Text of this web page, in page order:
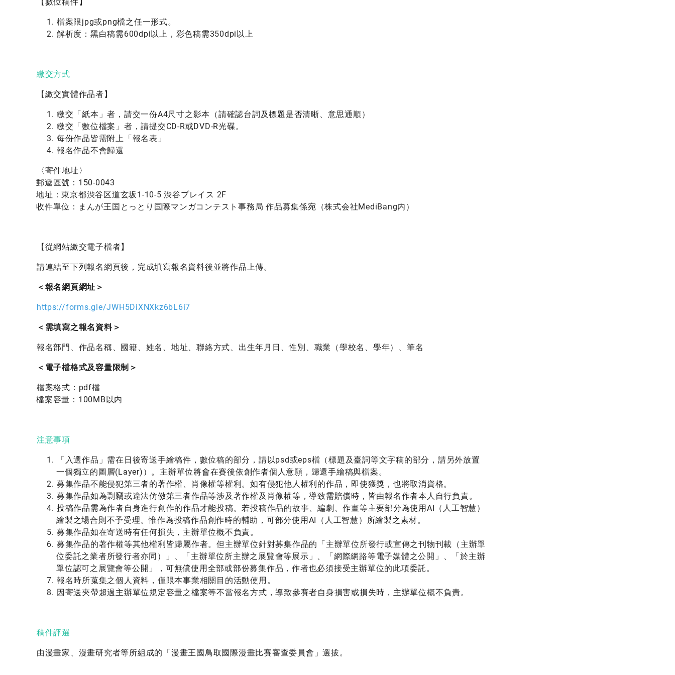
檔案限jpg或png檔之任一形式。
解析度：黑白稿需600dpi以上，彩色稿需350dpi以上
繳交方式
【繳交實體作品者】
繳交「紙本」者 ，請交一份A4尺寸之影本（請確認台詞及標題是否清晰、意思通順）
繳交「數位檔案」 者 ，請提交CD-R或DVD-R光碟。
每份作品皆需附上「報名表」
報名作品不會歸還
〈寄件地址〉
郵遞區號： 150-0043
地址：東京都渋谷区道玄坂1-10-5 渋谷プレイス 2F
收件單位：まんが王国とっとり国際マンガコンテスト事務局 作品募集係宛（株式会社MediBang内）
【從網站繳交電子檔者】
請連結至下列報名網頁後 ，完成填寫報名資料後並將作品上傳。
＜報名網頁網址＞
https://forms.gle/JWH5DiXNXkz6bL6i7
＜需填寫之報名資料＞
報名部門、作品名稱、 國籍、 姓名 、 地址、 聯絡方式、 出生年月日 、性別 、 職業（學校名 、 學年） 、 筆名
＜電子檔格式及容量限制＞
檔案格式：pdf檔
檔案容量：100MB以内
注意事項
「入選作品」需在日後寄送手繪稿件， 數位稿的部分，請以psd或eps檔（標題及臺詞等文字稿的部分，請另外放置
一個獨立的圖層(Layer)）。 主辦單位將會在賽後依創作者個人意願，歸還手繪稿與檔案。
募集作品不能侵犯第三者的著作權、肖像權等權利。如有侵犯他人權利的作品，即使獲獎，也將取消資格。
募集作品如為剽竊或違法仿傚第三者作品等涉及著作權及肖像權等，導致需賠償時，皆由報名作者本人自行負責。
投稿作品需為作者自身進行創作的作品才能投稿。若投稿作品的故事、編劇、作畫等主要部分為使用AI（人工智慧）
繪製之場合則不予受理。惟作為投稿作品創作時的輔助，可部分使用AI（人工智慧）所繪製之素材。
募集作品如在寄送時有任何損失，主辦單位概不負責。
募集作品的著作權等其他權利皆歸屬作者。但主辦單位針對募集作品的「主辦單位所發行或宣傳之刊物刊載（ 主辦單
位委託之業者所發行者亦同）」、「主辦單位所主辦之展覽會等展示」、「網際網路等電子媒體之公開」、「於主辦
單位認可之展覽會等公開」，可無償使用全部或部份募集作品，作者也必須接受主辦單位的此項委託。
報名時所蒐集之個人資料，僅限本事業相關目的活動使用。
因寄送夾帶超過主辦單位規定容量之檔案等不當報名方式，導致參賽者自身損害或損失時， 主辦單位概不負責。
稿件評選
由漫畫家、漫畫研究者等所組成的「漫畫王國鳥取國際漫畫比賽審查委員會」選拔。